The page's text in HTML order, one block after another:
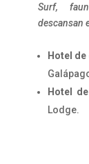
Surf,
descansan
Hotel
Hotel
Lodge.